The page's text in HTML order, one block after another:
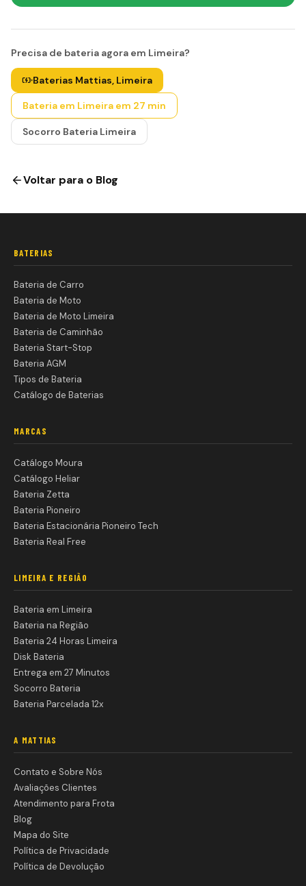
Precisa de bateria agora em Limeira?
Baterias Mattias, Limeira
Bateria em Limeira em 27 min
Socorro Bateria Limeira
Voltar para o Blog
BATERIAS
Bateria de Carro
Bateria de Moto
Bateria de Moto Limeira
Bateria de Caminhão
Bateria Start-Stop
Bateria AGM
Tipos de Bateria
Catálogo de Baterias
MARCAS
Catálogo Moura
Catálogo Heliar
Bateria Zetta
Bateria Pioneiro
Bateria Estacionária Pioneiro Tech
Bateria Real Free
LIMEIRA E REGIÃO
Bateria em Limeira
Bateria na Região
Bateria 24 Horas Limeira
Disk Bateria
Entrega em 27 Minutos
Socorro Bateria
Bateria Parcelada 12x
A MATTIAS
Contato e Sobre Nós
Avaliações Clientes
Atendimento para Frota
Blog
Mapa do Site
Política de Privacidade
Política de Devolução